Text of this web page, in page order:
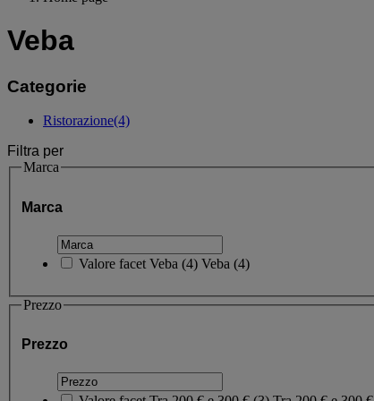
Veba
Categorie
Ristorazione(4)
Filtra per
Marca
Marca
Valore facet Veba (4) Veba (4)
Prezzo
Prezzo